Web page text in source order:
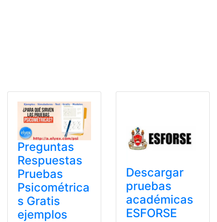
Preguntas
Respuestas
Pruebas
Psicométrica
s Gratis
ejemplos
Descargar
pruebas
académicas
ESFORSE